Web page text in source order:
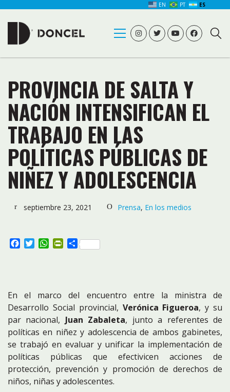
PROVINCIA DE SALTA Y
NACIÓN INTENSIFICAN EL
TRABAJO EN LAS
POLÍTICAS PÚBLICAS DE
NIÑEZ Y ADOLESCENCIA
septiembre 23, 2021 Prensa, En los medios
Facebook
TwitterWhatsApp
PrintFriendly
Compartir
En el marco del encuentro entre la ministra de
Desarrollo Social provincial, Verónica Figueroa, y su
par nacional, Juan Zabaleta, junto a referentes de
políticas en niñez y adolescencia de ambos gabinetes,
se trabajó en evaluar y unificar la implementación de
políticas públicas que efectivicen acciones de
protección, prevención y promoción de derechos de
niños, niñas y adolescentes.
EN PT ES